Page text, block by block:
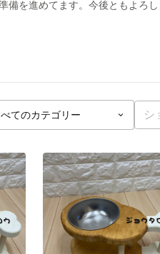
を進めてます。今後ともよろし